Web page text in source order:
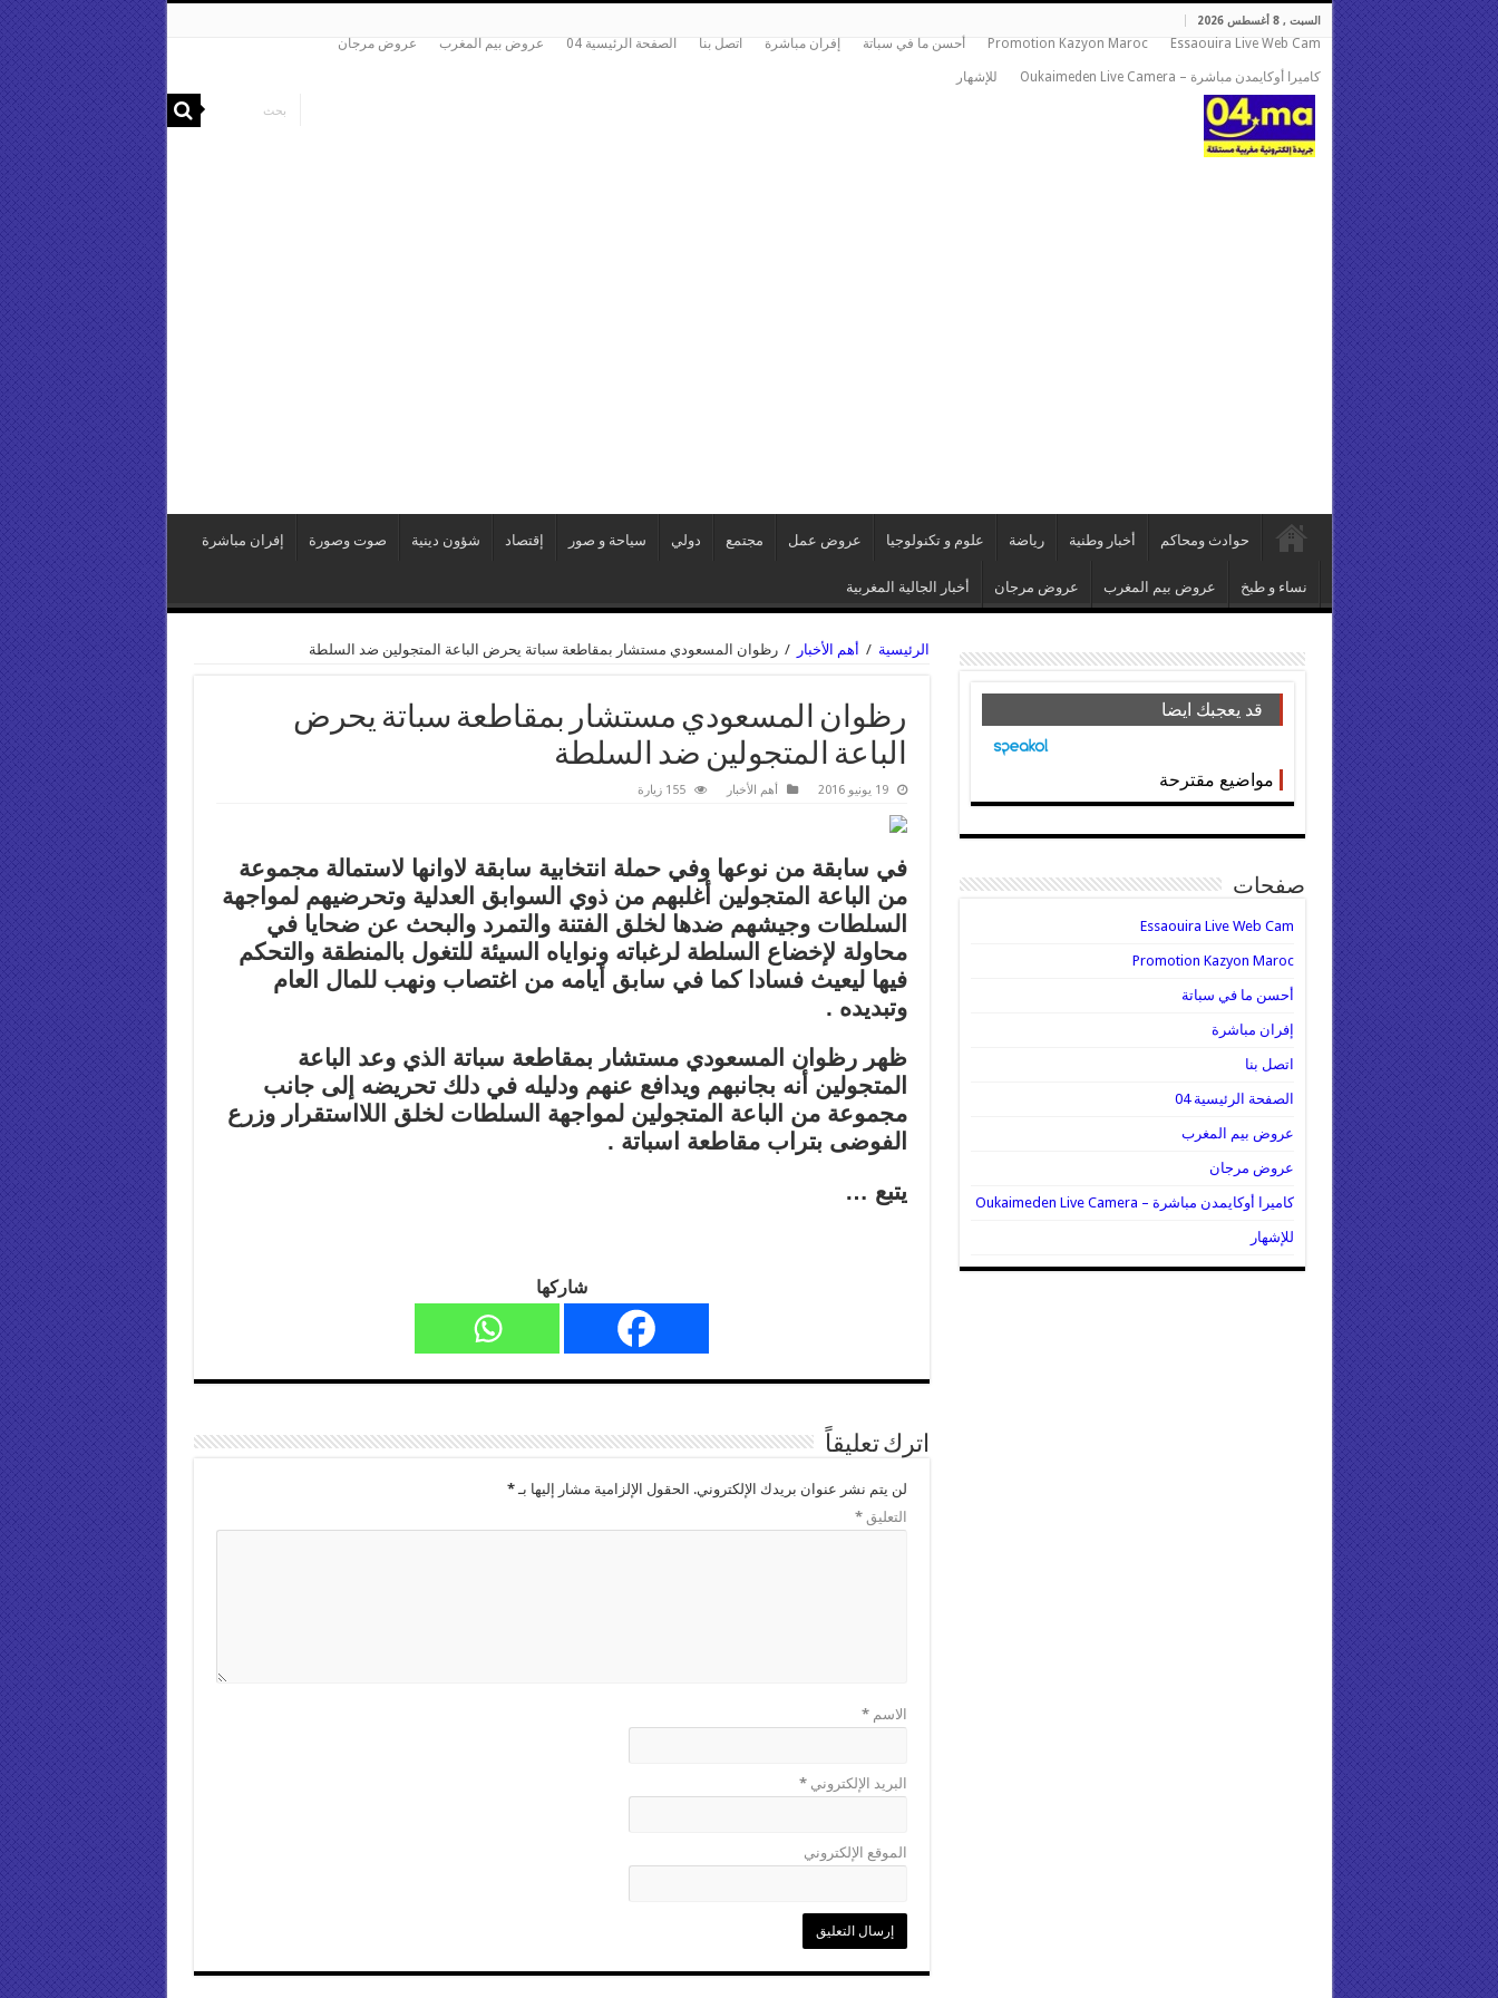
السبت , 8 أغسطس 2026
Essaouira Live Web Cam
Promotion Kazyon Maroc أحسن ما في سباتة إفران مباشرة اتصل بنا الصفحة الرئيسية 04 عروض بيم المغرب عروض مرجان
كاميرا أوكايمدن مباشرة – Oukaimeden Live Camera للإشهار
حوادث ومحاكم أخبار وطنية رياضة علوم و تكنولوجيا عروض عمل مجتمع دولي سياحة و صور إقتصاد شؤون دينية صوت وصورة إفران مباشرة
نساء و طبخ عروض بيم المغرب عروض مرجان أخبار الجالية المغربية
الرئيسية / أهم الأخبار / رظوان المسعودي مستشار بمقاطعة سباتة يحرض الباعة المتجولين ضد السلطة
رظوان المسعودي مستشار بمقاطعة سباتة يحرض
الباعة المتجولين ضد السلطة
19 يونيو 2016 أهم الأخبار 155 زيارة
في سابقة من نوعها وفي حملة انتخابية سابقة لاوانها لاستمالة مجموعة
من الباعة المتجولين أغلبهم من ذوي السوابق العدلية وتحرضيهم لمواجهة
السلطات وجيشهم ضدها لخلق الفتنة والتمرد والبحث عن ضحايا في
محاولة لإخضاع السلطة لرغباته ونواياه السيئة للتغول بالمنطقة والتحكم
فيها ليعيث فسادا كما في سابق أيامه من اغتصاب ونهب للمال العام
وتبديده .
ظهر رظوان المسعودي مستشار بمقاطعة سباتة الذي وعد الباعة
المتجولين أنه بجانبهم ويدافع عنهم ودليله في دلك تحريضه إلى جانب
مجموعة من الباعة المتجولين لمواجهة السلطات لخلق اللااستقرار وزرع
الفوضى بتراب مقاطعة اسباتة .
يتبع …
شاركها
اترك تعليقاً
لن يتم نشر عنوان بريدك الإلكتروني. الحقول الإلزامية مشار إليها بـ*
التعليق*
الاسم*
البريد الإلكتروني*
الموقع الإلكتروني
قد يعجبك ايضا
مواضيع مقترحة
صفحات
Essaouira Live Web Cam
Promotion Kazyon Maroc
أحسن ما في سباتة
إفران مباشرة
اتصل بنا
الصفحة الرئيسية 04
عروض بيم المغرب
عروض مرجان
كاميرا أوكايمدن مباشرة – Oukaimeden Live Camera
للإشهار